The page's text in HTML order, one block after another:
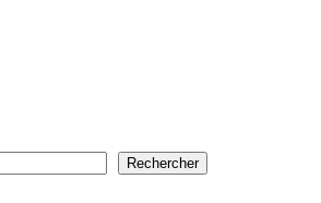
Rechercher